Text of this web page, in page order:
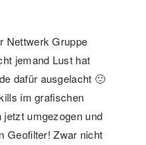
Nettwerk Gruppe
jemand Lust hat
dafür ausgelacht 🙁
im grafischen
umgezogen und
Geofilter! Zwar nicht